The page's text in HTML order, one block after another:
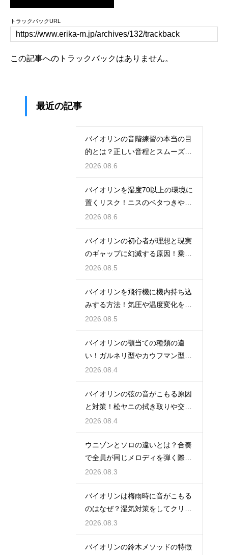
トラックバックURL
この記事へのトラックバックはありません。
最近の記事
バイオリンの音階練習の本当の目
的とは？正しい音程とスムーズな
運指を身につける
2026.08.6
バイオリンを湿度70以上の環境に
置くリスク！ニスのベタつきやカ
ビを防ぐ対策
2026.08.6
バイオリンの初心者が理想と現実
のギャップに幻滅する原因！乗り
越える心構え
2026.08.5
バイオリンを飛行機に機内持ち込
みする方法！気圧や温度変化を防
ぐ保管の注意
2026.08.5
バイオリンの顎当ての種類の違
い！ガルネリ型やカウフマン型か
ら自分に合う形を
2026.08.4
バイオリンの弦の音がこもる原因
と対策！松ヤニの拭き取りや交換
時期を見直す
2026.08.4
ウニゾンとソロの違いとは？合奏
で全員が同じメロディを弾く際の
一体感と魅力
2026.08.3
バイオリンは梅雨時に音がこもる
のはなぜ？湿気対策をしてクリア
な響きを保つ
2026.08.3
バイオリンの鈴木メソッドの特徴